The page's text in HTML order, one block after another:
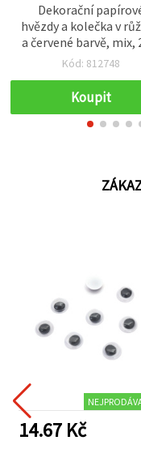
Dekorační
hvězdy a kolečka v
a červené barvě, mix,
Kód: 812748
Koupit
14.67 Kč